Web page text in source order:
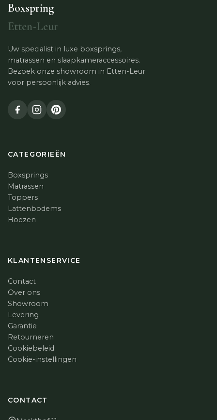
Boxspring
Etten-Leur
Uw specialist in luxe boxsprings,
matrassen en slaapkameraccessoires.
Bezoek onze showroom in Etten-Leur
voor persoonlijk advies.
CATEGORIEËN
Boxsprings
Matrassen
Toppers
Lattenbodems
Hoezen
KLANTENSERVICE
Contact
Over ons
Showroom
Levering
Garantie
Retourneren
Cookiebeleid
Cookie-instellingen
CONTACT